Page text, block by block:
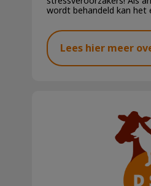
wordt behandeld kan het
Lees hier meer